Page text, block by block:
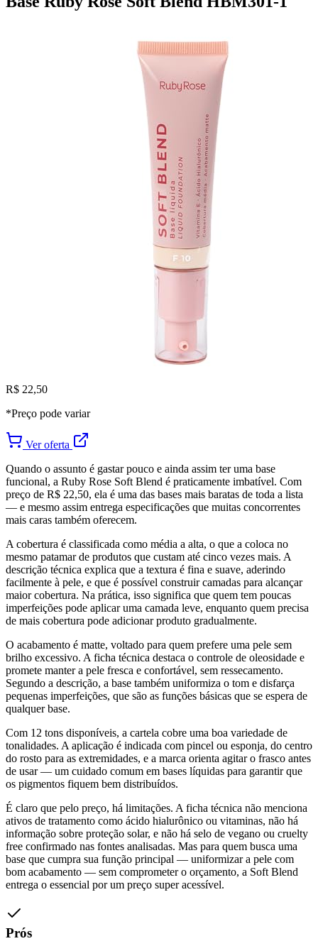
R$ 22,50
*Preço pode variar
Ver oferta
Quando o assunto é gastar pouco e ainda assim ter uma base
funcional, a Ruby Rose Soft Blend é praticamente imbatível. Com
preço de R$ 22,50, ela é uma das bases mais baratas de toda a lista
— e mesmo assim entrega especificações que muitas concorrentes
mais caras também oferecem.
A cobertura é classificada como média a alta, o que a coloca no
mesmo patamar de produtos que custam até cinco vezes mais. A
descrição técnica explica que a textura é fina e suave, aderindo
facilmente à pele, e que é possível construir camadas para alcançar
maior cobertura. Na prática, isso significa que quem tem poucas
imperfeições pode aplicar uma camada leve, enquanto quem precisa
de mais cobertura pode adicionar produto gradualmente.
O acabamento é matte, voltado para quem prefere uma pele sem
brilho excessivo. A ficha técnica destaca o controle de oleosidade e
promete manter a pele fresca e confortável, sem ressecamento.
Segundo a descrição, a base também uniformiza o tom e disfarça
pequenas imperfeições, que são as funções básicas que se espera de
qualquer base.
Com 12 tons disponíveis, a cartela cobre uma boa variedade de
tonalidades. A aplicação é indicada com pincel ou esponja, do centro
do rosto para as extremidades, e a marca orienta agitar o frasco antes
de usar — um cuidado comum em bases líquidas para garantir que
os pigmentos fiquem bem distribuídos.
É claro que pelo preço, há limitações. A ficha técnica não menciona
ativos de tratamento como ácido hialurônico ou vitaminas, não há
informação sobre proteção solar, e não há selo de vegano ou cruelty
free confirmado nas fontes analisadas. Mas para quem busca uma
base que cumpra sua função principal — uniformizar a pele com
bom acabamento — sem comprometer o orçamento, a Soft Blend
entrega o essencial por um preço super acessível.
Prós